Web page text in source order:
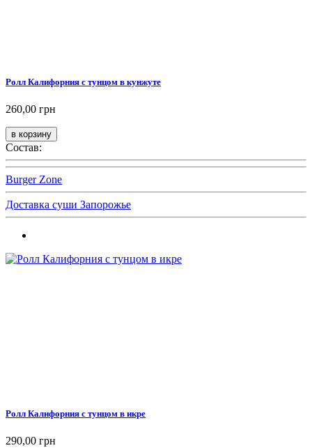
Ролл Калифорния с тунцом в кунжуте
260,00 грн
Состав:
Burger Zone
Доставка суши Запорожье
Ролл Калифорния с тунцом в икре
290,00 грн